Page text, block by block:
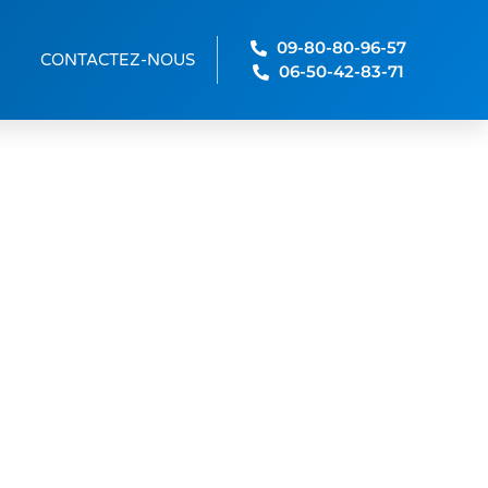
CONTACTEZ-NOUS
09-80-80-96-57
06-50-42-83-71